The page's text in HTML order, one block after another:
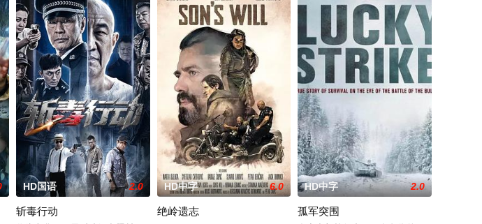
HD国语 2.0
斩毒行动
HD中字 6.0
绝岭遗志
HD中字 2.0
孤军突围